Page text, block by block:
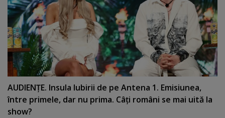
AUDIENŢE. Insula Iubirii de pe Antena 1. Emisiunea,
între primele, dar nu prima. Câţi români se mai uită la
show?